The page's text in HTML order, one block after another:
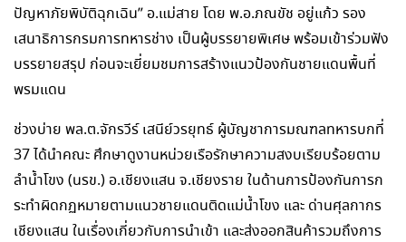
ปัญหาภัยพิบัติฉุกเฉิน” อ.แม่สาย โดย พ.อ.ภณขัช อยู่แก้ว รอง
เสนาธิการกรมการทหารช่าง เป็นผู้บรรยายพิเศษ พร้อมเข้าร่วมฟัง
บรรยายสรุป ก่อนจะเยี่ยมชมการสร้างแนวป้องกันชายแดนพื้นที่
พรมแดน
ช่วงบ่าย พล.ต.จักรวีร์ เสนีย์วรยุทธ์ ผู้บัญชาการมณฑลทหารบกที่
37 ได้นำคณะ ศึกษาดูงานหน่วยเรือรักษาความสงบเรียบร้อยตาม
ลำน้ำโขง (นรข.) อ.เชียงแสน จ.เชียงราย ในด้านการป้องกันการก
ระทำผิดกฏหมายตามแนวชายแดนติดแม่น้ำโขง และ ด่านศุลกากร
เชียงแสน ในเรื่องเกี่ยวกับการนำเข้า และส่งออกสินค้ารวมถึงการ